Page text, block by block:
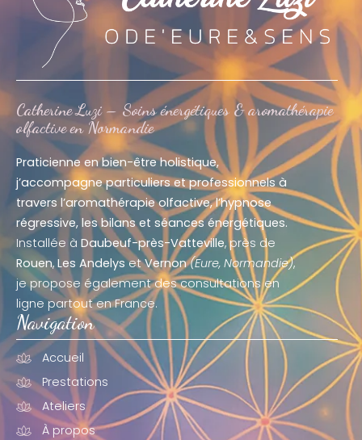
Catherine Luzi – Soins énergétiques & aromathérapie
olfactive en Normandie
Praticienne en bien-être holistique,
j’accompagne particuliers et professionnels à
travers l’aromathérapie olfactive, l’hypnose
régressive, les bilans et séances énergétiques.
Installée à Daubeuf-près-Vatteville, près de
Rouen, Les AndelysetVernon (Eure, Normandie),
je propose également des consultations en
ligne partout en France.
Navigation
Accueil
Prestations
Ateliers
À propos